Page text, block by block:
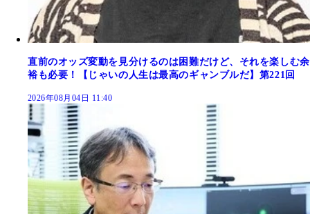
直前のオッズ変動を見分けるのは困難だけど、それを楽しむ余
裕も必要！【じゃいの人生は最高のギャンブルだ】第221回
2026年08月04日 11:40